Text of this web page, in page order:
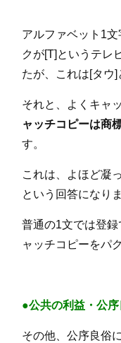
アルファベット1
クが[T]というテレ
たが、これは[タウ]
それと、よくキャ
ャッチコピーは商
す。
これは、よほど凝
という回答になりま
普通の1文では登
ャッチコピーをパ
●公共の利益・公
その他、公序良俗